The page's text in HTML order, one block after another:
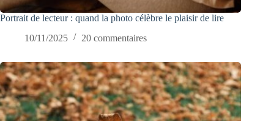
Portrait de lecteur : quand la photo célèbre le plaisir de lire
10/11/2025
20 commentaires